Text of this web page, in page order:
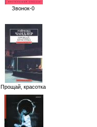
Звонок-0
Прощай, красотка